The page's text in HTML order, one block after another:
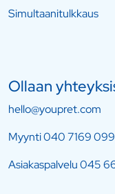
Simultaanitulkkaus
Ollaan
hello@youpret.com
Myynti040 7169 099
Asiakaspalvelu045